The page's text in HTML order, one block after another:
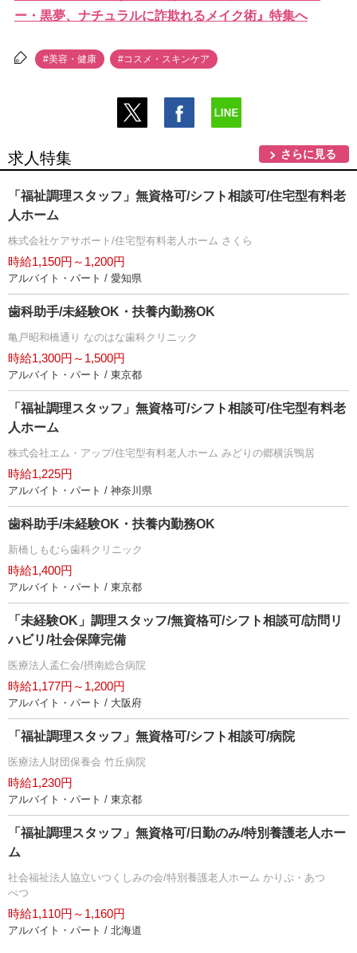
ー・黒夢、ナチュラルに詐欺れるメイク術』特集へ
#美容・健康 #コスメ・スキンケア
求人特集 さらに見る
「福祉調理スタッフ」無資格可/シフト相談可/住宅型有料老
人ホーム
株式会社ケアサポート/住宅型有料老人ホーム さくら
時給1,150円～1,200円
アルバイト・パート / 愛知県
歯科助手/未経験OK・扶養内勤務OK
亀戸昭和橋通り なのはな歯科クリニック
時給1,300円～1,500円
アルバイト・パート / 東京都
「福祉調理スタッフ」無資格可/シフト相談可/住宅型有料老
人ホーム
株式会社エム・アップ/住宅型有料老人ホーム みどりの郷横浜鴨居
時給1,225円
アルバイト・パート / 神奈川県
歯科助手/未経験OK・扶養内勤務OK
新橋しもむら歯科クリニック
時給1,400円
アルバイト・パート / 東京都
「未経験OK」調理スタッフ/無資格可/シフト相談可/訪問リ
ハビリ/社会保障完備
医療法人孟仁会/摂南総合病院
時給1,177円～1,200円
アルバイト・パート / 大阪府
「福祉調理スタッフ」無資格可/シフト相談可/病院
医療法人財団保養会 竹丘病院
時給1,230円
アルバイト・パート / 東京都
「福祉調理スタッフ」無資格可/日勤のみ/特別養護老人ホー
ム
社会福祉法人協立いつくしみの会/特別養護老人ホーム かりぷ・あつ
べつ
時給1,110円～1,160円
アルバイト・パート / 北海道